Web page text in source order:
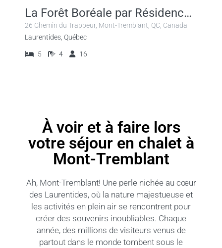
La Forêt Boréale par Résidences Boutique
26 Chemin du Trappeur, Mont-Tremblant, QC, Canada
Laurentides, Québec
5 4 16
À voir et à faire lors
votre séjour en chalet à
Mont-Tremblant
Ah, Mont-Tremblant! Une perle nichée au cœur
des Laurentides, où la nature majestueuse et
les activités en plein air se rencontrent pour
créer des souvenirs inoubliables. Chaque
année, des millions de visiteurs venus de
partout dans le monde tombent sous le